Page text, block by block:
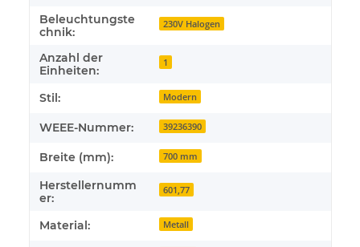
Beleuchtungste
chnik:
230V Halogen
Anzahl der
Einheiten:
1
Stil: Modern
WEEE-Nummer: 39236390
Breite (mm): 700 mm
Herstellernumm
er:
601,77
Material: Metall